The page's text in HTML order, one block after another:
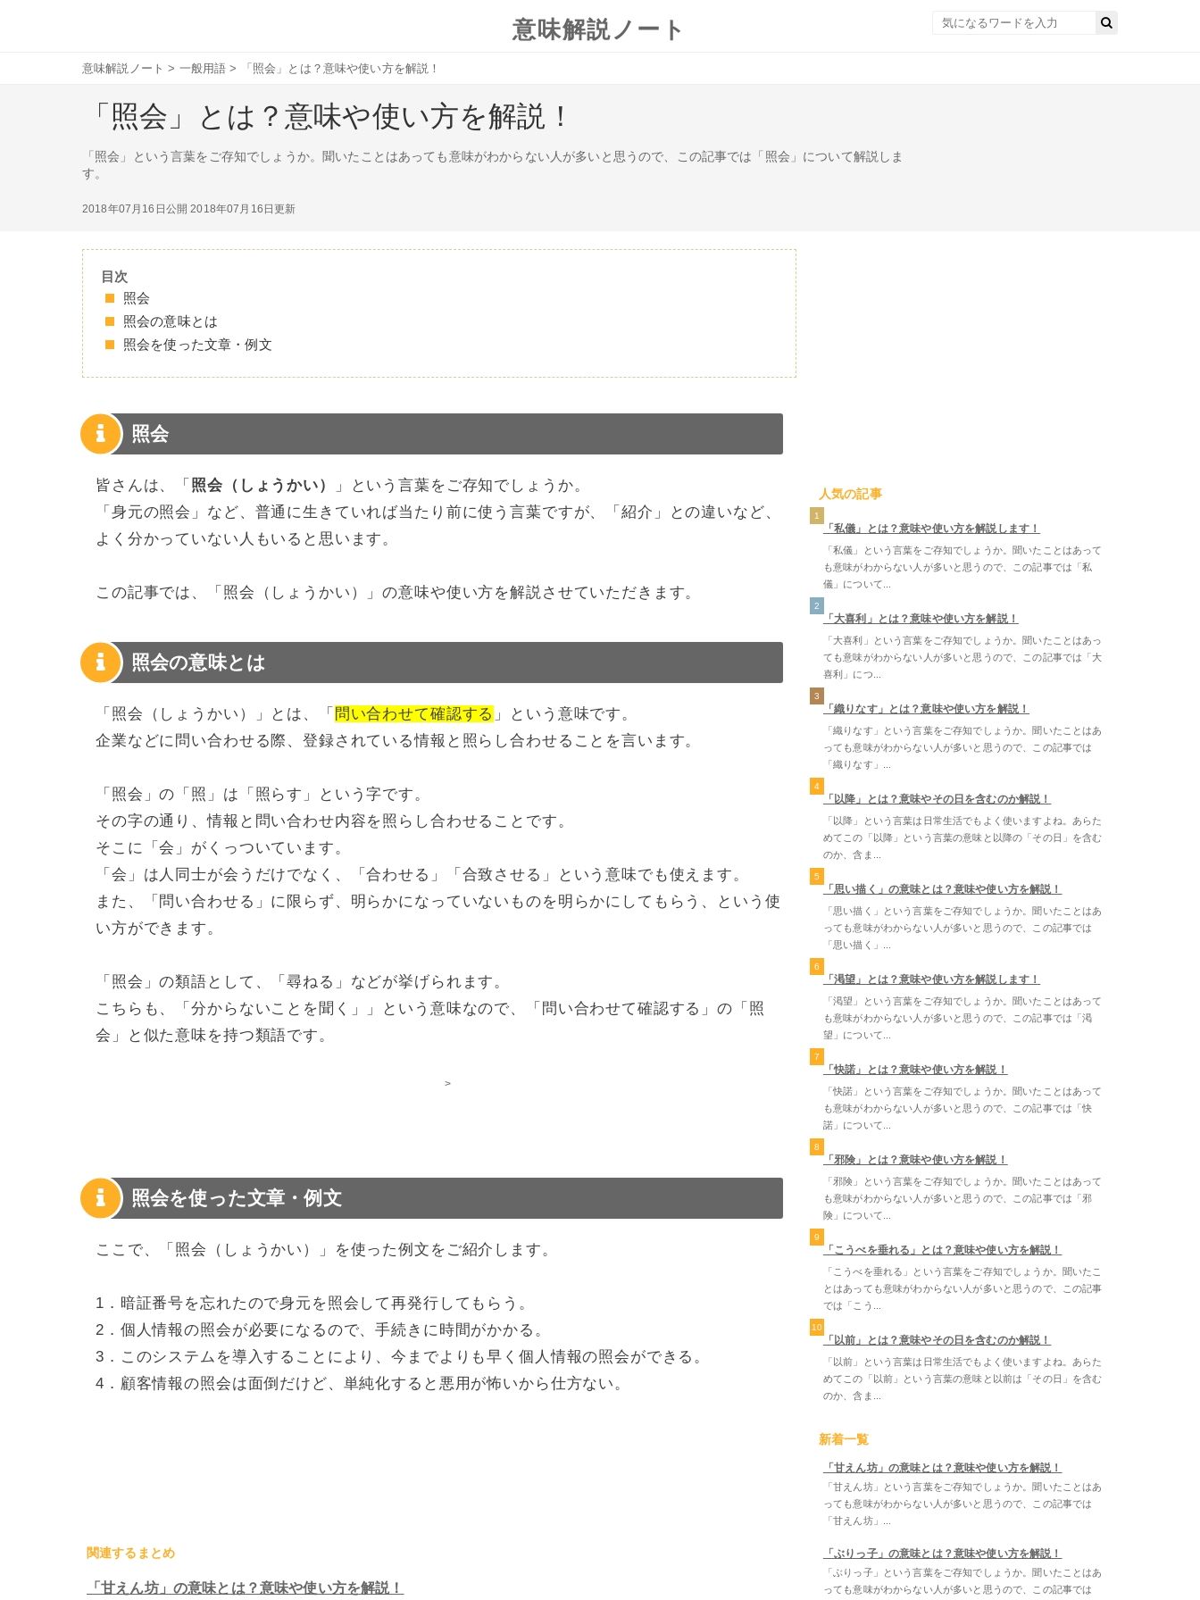
意味解説ノート
意味解説ノート > 一般用語 > 「照会」とは？意味や使い方を解説！
「照会」とは？意味や使い方を解説！
「照会」という言葉をご存知でしょうか。聞いたことはあっても意味がわからない人が多いと思うので、この記事では「照会」について解説しま
す。
2018年07月16日公開 2018年07月16日更新
目次
照会
照会の意味とは
照会を使った文章・例文
照会
皆さんは、「 照会（しょうかい）
」という言葉をご存知でしょうか。
「身元の照会」など、普通に生きていれば当たり前に使う言葉ですが、「紹介」との違いなど、
よく分かっていない人もいると思います。
この記事では、「照会（しょうかい）」の意味や使い方を解説させていただきます。
照会の意味とは
「照会（しょうかい）」とは、「 問い合わせて確認する 」という意味です。
企業などに問い合わせる際、登録されている情報と照らし合わせることを言います。
「照会」の「照」は「照らす」という字です。
その字の通り、情報と問い合わせ内容を照らし合わせることです。
そこに「会」がくっついています。
「会」は人同士が会うだけでなく、「合わせる」「合致させる」という意味でも使えます。
また、「問い合わせる」に限らず、明らかになっていないものを明らかにしてもらう、という使
い方ができます。
「照会」の類語として、「尋ねる」などが挙げられます。
こちらも、「分からないことを聞く」」という意味なので、「問い合わせて確認する」の「照
会」と似た意味を持つ類語です。
>
照会を使った文章・例文
ここで、「照会（しょうかい）」を使った例文をご紹介します。
1．暗証番号を忘れたので身元を照会して再発行してもらう。
2．個人情報の照会が必要になるので、手続きに時間がかかる。
3．このシステムを導入することにより、今までよりも早く個人情報の照会ができる。
4．顧客情報の照会は面倒だけど、単純化すると悪用が怖いから仕方ない。
関連するまとめ
「甘えん坊」の意味とは？意味や使い方を解説！
人気の記事
1
「私儀」とは？意味や使い方を解説します！
「私儀」という言葉をご存知でしょうか。聞いたことはあって
も意味がわからない人が多いと思うので、この記事では「私
儀」について...
2
「大喜利」とは？意味や使い方を解説！
「大喜利」という言葉をご存知でしょうか。聞いたことはあっ
ても意味がわからない人が多いと思うので、この記事では「大
喜利」につ...
3
「織りなす」とは？意味や使い方を解説！
「織りなす」という言葉をご存知でしょうか。聞いたことはあ
っても意味がわからない人が多いと思うので、この記事では
「織りなす」...
4
「以降」とは？意味やその日を含むのか解説！
「以降」という言葉は日常生活でもよく使いますよね。あらた
めてこの「以降」という言葉の意味と以降の「その日」を含む
のか、含ま...
5
「思い描く」の意味とは？意味や使い方を解説！
「思い描く」という言葉をご存知でしょうか。聞いたことはあ
っても意味がわからない人が多いと思うので、この記事では
「思い描く」...
6
「渇望」とは？意味や使い方を解説します！
「渇望」という言葉をご存知でしょうか。聞いたことはあって
も意味がわからない人が多いと思うので、この記事では「渇
望」について...
7
「快諾」とは？意味や使い方を解説！
「快諾」という言葉をご存知でしょうか。聞いたことはあって
も意味がわからない人が多いと思うので、この記事では「快
諾」について...
8
「邪険」とは？意味や使い方を解説！
「邪険」という言葉をご存知でしょうか。聞いたことはあって
も意味がわからない人が多いと思うので、この記事では「邪
険」について...
9
「こうべを垂れる」とは？意味や使い方を解説！
「こうべを垂れる」という言葉をご存知でしょうか。聞いたこ
とはあっても意味がわからない人が多いと思うので、この記事
では「こう...
10
「以前」とは？意味やその日を含むのか解説！
「以前」という言葉は日常生活でもよく使いますよね。あらた
めてこの「以前」という言葉の意味と以前は「その日」を含む
のか、含ま...
新着一覧
「甘えん坊」の意味とは？意味や使い方を解説！
「甘えん坊」という言葉をご存知でしょうか。聞いたことはあ
っても意味がわからない人が多いと思うので、この記事では
「甘えん坊」...
「ぶりっ子」の意味とは？意味や使い方を解説！
「ぶりっ子」という言葉をご存知でしょうか。聞いたことはあ
っても意味がわからない人が多いと思うので、この記事では